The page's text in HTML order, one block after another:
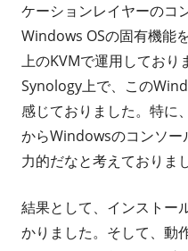
ケーションレイヤーのコ
Windows OSの固有機能
上のKVMで運用しており
Synology上で、この
感じておりました。特に
からWindowsのコンソー
力的だなと考えておりまし
結果として、インストー
かりました。そして、動